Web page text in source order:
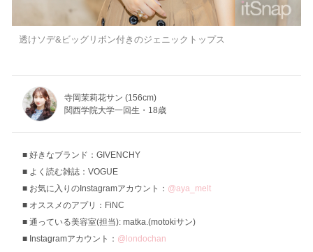
透けソデ&ビッグリボン付きのジェニックトップス
寺岡茉莉花サン (156cm)
関西学院大学一回生・18歳
好きなブランド：GIVENCHY
よく読む雑誌：VOGUE
お気に入りのInstagramアカウント： @aya_melt
オススメのアプリ：FiNC
通っている美容室(担当): matka.(motokiサン)
Instagramアカウント： @londochan